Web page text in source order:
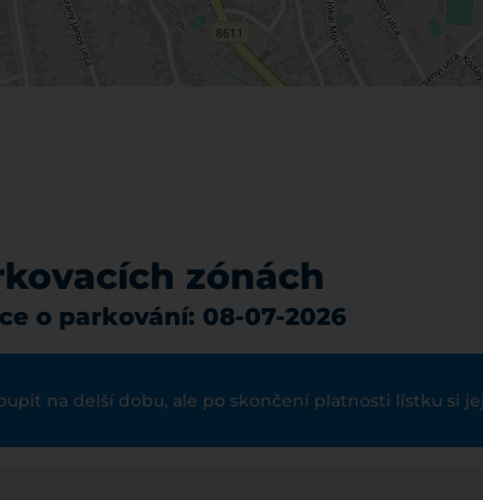
zónách
o parkování: 08-07-2026
na delší dobu, ale po skončení platnosti lístku si